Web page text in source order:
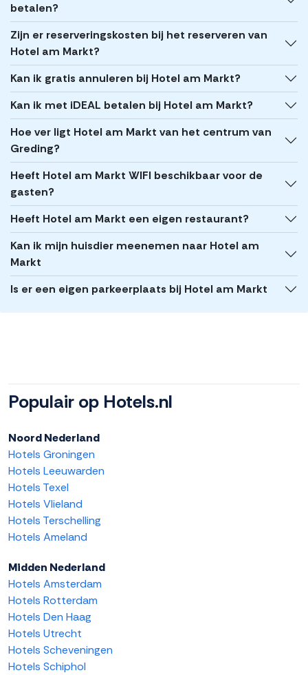
betalen?
Zijn er reserveringskosten bij het reserveren van
Hotel am Markt?
Kan ik gratis annuleren bij Hotel am Markt?
Kan ik met iDEAL betalen bij Hotel am Markt?
Hoe ver ligt Hotel am Markt van het centrum van
Greding?
Heeft Hotel am Markt WIFI beschikbaar voor de
gasten?
Heeft Hotel am Markt een eigen restaurant?
Kan ik mijn huisdier meenemen naar Hotel am
Markt
Is er een eigen parkeerplaats bij Hotel am Markt
Populair op Hotels.nl
Noord Nederland
Hotels Groningen
Hotels Leeuwarden
Hotels Texel
Hotels Vlieland
Hotels Terschelling
Hotels Ameland
Midden Nederland
Hotels Amsterdam
Hotels Rotterdam
Hotels Den Haag
Hotels Utrecht
Hotels Scheveningen
Hotels Schiphol